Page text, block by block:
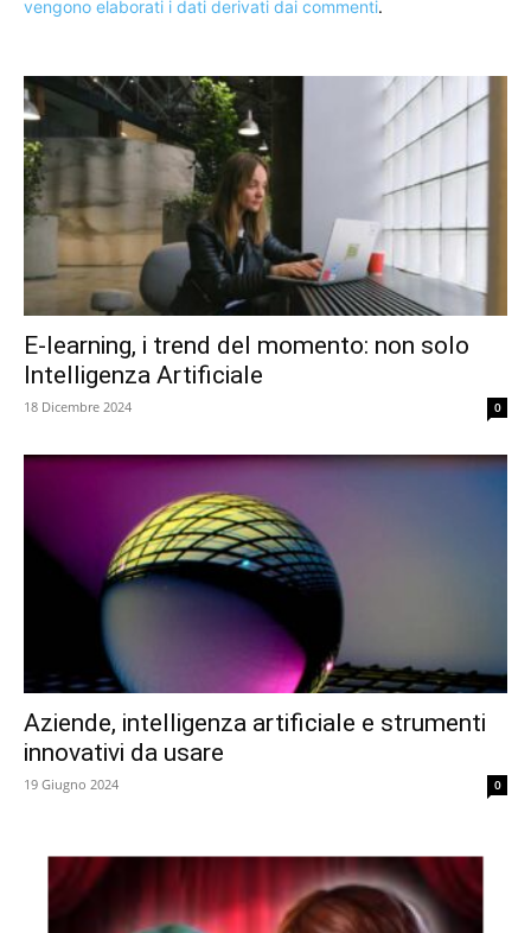
vengono elaborati i dati derivati dai commenti.
E-learning, i trend del momento: non solo
Intelligenza Artificiale
18 Dicembre 2024 0
Aziende, intelligenza artificiale e strumenti
innovativi da usare
19 Giugno 2024 0